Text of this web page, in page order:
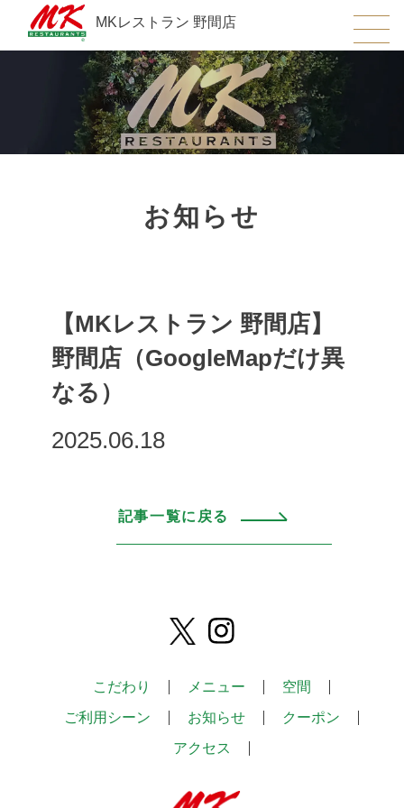
MKレストラン 野間店
お知らせ
【MKレストラン 野間店】
野間店（GoogleMapだけ異
なる）
2025.06.18
記事一覧に戻る
こだわり メニュー
空間
ご利用シーン
お知らせ
クーポン
アクセス